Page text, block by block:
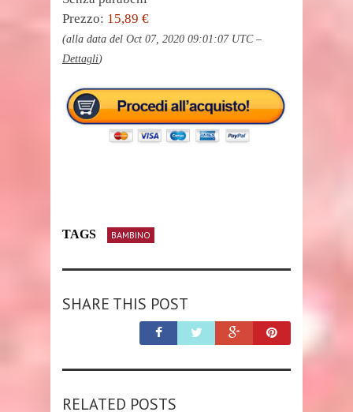
Prezzo: 15,89 €
(alla data del Oct 07, 2020 09:01:07 UTC –
Dettagli)
TAGS BAMBINO
SHARE THIS POST
RELATED POSTS